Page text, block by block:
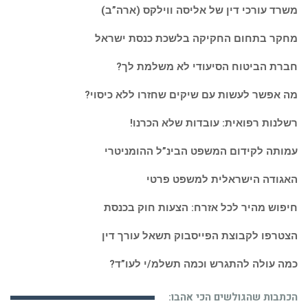
משרד עורכי דין של אליסה ווילקס (ארה”ב)
מחקר בתחום החקיקה בלשכת כנסת ישראל
חברת הביטוח הסיעודי לא משלמת לך?
מה אפשר לעשות עם שיקים שחזרו ללא כיסוי?
רשלנות רפואית: עובדות שלא הכרנו!
עמותה לקידום המשפט הבינ”ל ההומניטרי
האגודה הישראלית למשפט פרטי
חיפוש מהיר לכל אזרח: הצעות חוק בכנסת
הצטרפו לקבוצת הפייסבוק תשאל עורך דין
כמה עולה להתגרש וכמה תשלמ/י לעו”ד?
הכתבות שהגולשים הכי אהבו: